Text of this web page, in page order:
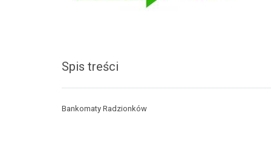
Spis treści
Bankomaty Radzionków